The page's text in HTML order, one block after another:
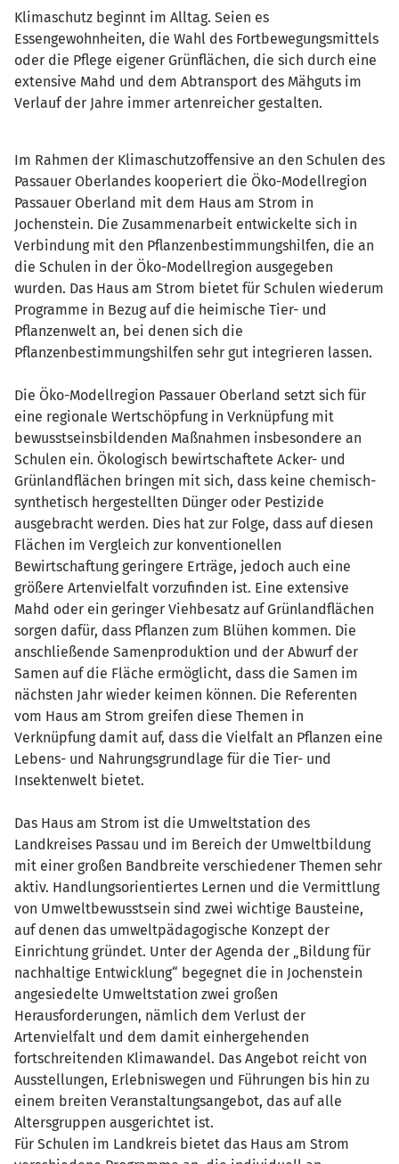
Klimaschutz beginnt im Alltag. Seien es
Essengewohnheiten, die Wahl des Fortbewegungsmittels
oder die Pflege eigener Grünflächen, die sich durch eine
extensive Mahd und dem Abtransport des Mähguts im
Verlauf der Jahre immer artenreicher gestalten.
Im Rahmen der Klimaschutzoffensive an den Schulen des
Passauer Oberlandes kooperiert die Öko-Modellregion
Passauer Oberland mit dem Haus am Strom in
Jochenstein. Die Zusammenarbeit entwickelte sich in
Verbindung mit den Pflanzenbestimmungshilfen, die an
die Schulen in der Öko-Modellregion ausgegeben
wurden. Das Haus am Strom bietet für Schulen wiederum
Programme in Bezug auf die heimische Tier- und
Pflanzenwelt an, bei denen sich die
Pflanzenbestimmungshilfen sehr gut integrieren lassen.
Die Öko-Modellregion Passauer Oberland setzt sich für
eine regionale Wertschöpfung in Verknüpfung mit
bewusstseinsbildenden Maßnahmen insbesondere an
Schulen ein. Ökologisch bewirtschaftete Acker- und
Grünlandflächen bringen mit sich, dass keine chemisch-
synthetisch hergestellten Dünger oder Pestizide
ausgebracht werden. Dies hat zur Folge, dass auf diesen
Flächen im Vergleich zur konventionellen
Bewirtschaftung geringere Erträge, jedoch auch eine
größere Artenvielfalt vorzufinden ist. Eine extensive
Mahd oder ein geringer Viehbesatz auf Grünlandflächen
sorgen dafür, dass Pflanzen zum Blühen kommen. Die
anschließende Samenproduktion und der Abwurf der
Samen auf die Fläche ermöglicht, dass die Samen im
nächsten Jahr wieder keimen können. Die Referenten
vom Haus am Strom greifen diese Themen in
Verknüpfung damit auf, dass die Vielfalt an Pflanzen eine
Lebens- und Nahrungsgrundlage für die Tier- und
Insektenwelt bietet.
Das Haus am Strom ist die Umweltstation des
Landkreises Passau und im Bereich der Umweltbildung
mit einer großen Bandbreite verschiedener Themen sehr
aktiv. Handlungsorientiertes Lernen und die Vermittlung
von Umweltbewusstsein sind zwei wichtige Bausteine,
auf denen das umweltpädagogische Konzept der
Einrichtung gründet. Unter der Agenda der „Bildung für
nachhaltige Entwicklung“ begegnet die in Jochenstein
angesiedelte Umweltstation zwei großen
Herausforderungen, nämlich dem Verlust der
Artenvielfalt und dem damit einhergehenden
fortschreitenden Klimawandel. Das Angebot reicht von
Ausstellungen, Erlebniswegen und Führungen bis hin zu
einem breiten Veranstaltungsangebot, das auf alle
Altersgruppen ausgerichtet ist.
Für Schulen im Landkreis bietet das Haus am Strom